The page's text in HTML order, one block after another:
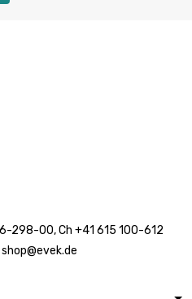
298-00, Ch +41 615 100-612
shop@evek.de